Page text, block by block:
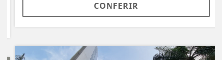
CONFERIR